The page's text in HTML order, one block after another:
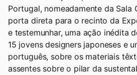
Portugal, nomeadamente da Sala
porta direta para o recinto da
e testemunhar, uma ação inédita
15 jovens designers japoneses e
português, sobre os materiais
assentes sobre o pilar da